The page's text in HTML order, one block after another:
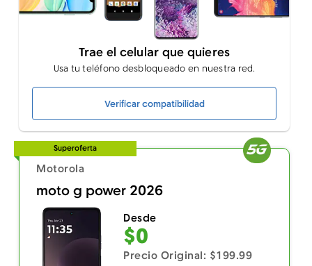
Trae el celular que quieres
Usa tu teléfono desbloqueado en nuestra red.
Verificar compatibilidad
Superoferta
Motorola
moto g power 2026
Desde
$0
Precio Original: $199.99